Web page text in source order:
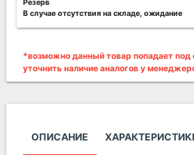
Резерв
В случае отсутствия на складе, ожидание
*возможно данный товар попадает
уточнить наличие аналогов у
ОПИСАНИЕ